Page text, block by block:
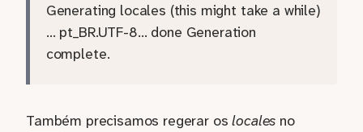
Generating locales (this might take a while)
… pt_BR.UTF-8… done Generation
complete.
Também precisamos regerar oslocales no